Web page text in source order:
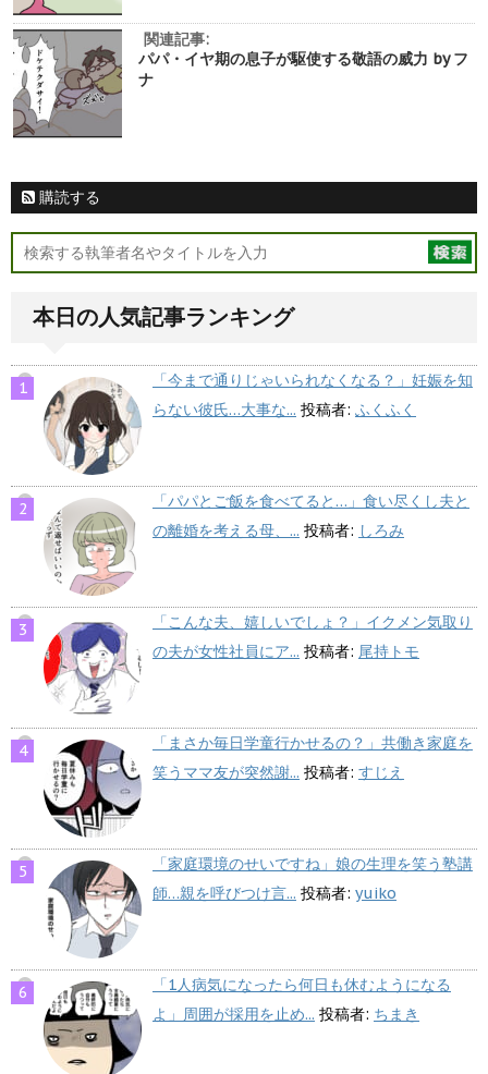
関連記事:
パパ・イヤ期の息子が駆使する敬語の威力 by フ
ナ
購読する
本日の人気記事ランキング
「今まで通りじゃいられなくなる？」妊娠を知
らない彼氏…大事な... 投稿者: ふくふく
「パパとご飯を食べてると…」食い尽くし夫と
の離婚を考える母、... 投稿者: しろみ
「こんな夫、嬉しいでしょ？」イクメン気取り
の夫が女性社員にア... 投稿者: 尾持トモ
「まさか毎日学童行かせるの？」共働き家庭を
笑うママ友が突然謝... 投稿者: すじえ
「家庭環境のせいですね」娘の生理を笑う塾講
師…親を呼びつけ言... 投稿者: yuiko
「1人病気になったら何日も休むようになる
よ」周囲が採用を止め... 投稿者: ちまき